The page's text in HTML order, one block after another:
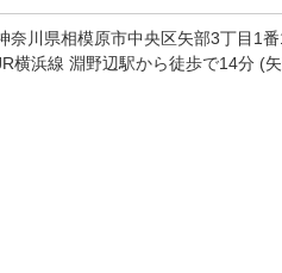
奈川県相模原市中央区矢部3丁目1
横浜線 淵野辺駅から徒歩で14分 (